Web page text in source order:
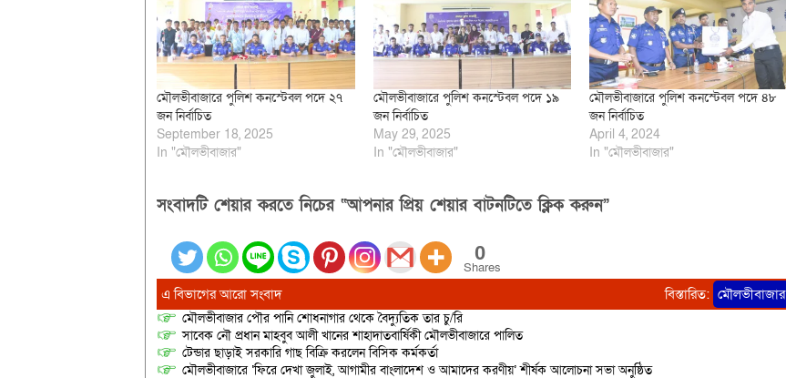
মৌলভীবাজারে পুলিশ কনস্টেবল পদে ২৭
জন নির্বাচিত
September 18, 2025
In "মৌলভীবাজার"
মৌলভীবাজারে পুলিশ কনস্টেবল পদে ১৯
জন নির্বাচিত
May 29, 2025
In "মৌলভীবাজার"
মৌলভীবাজারে পুলিশ কনস্টেবল পদে ৪৮
জন নির্বাচিত
April 4, 2024
In "মৌলভীবাজার"
সংবাদটি শেয়ার করতে নিচের “আপনার প্রিয় শেয়ার বাটনটিতে ক্লিক করুন”
0
Shares
এ বিভাগের আরো সংবাদ বিস্তারিত: মৌলভীবাজার
মৌলভীবাজার পৌর পানি শোধনাগার থেকে বৈদ্যুতিক তার চু/রি
সাবেক নৌ প্রধান মাহবুব আলী খানের শাহাদাতবার্ষিকী মৌলভীবাজারে পালিত
টেন্ডার ছাড়াই সরকারি গাছ বিক্রি করলেন বিসিক কর্মকর্তা
মৌলভীবাজারে ‘ফিরে দেখা জুলাই, আগামীর বাংলাদেশ ও আমাদের করণীয়’ শীর্ষক আলোচনা সভা অনুষ্ঠিত